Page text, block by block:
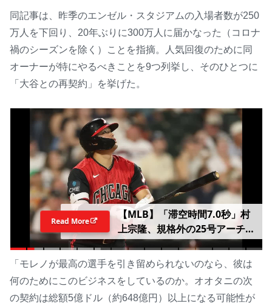
同記事は、昨季のエンゼル・スタジアムの入場者数が250
万人を下回り、20年ぶりに300万人に届かなった（コロナ
禍のシーズンを除く）ことを指摘。人気回復のために同
オーナーが特にやるべきことを9つ列挙し、そのひとつに
「大谷との再契約」を挙げた。
【MLB】「滞空時間7.0秒」村
上宗隆、規格外の25号アーチ
は“今季わずか5人のみ”計測
「非常に速く、非常に強い本塁
打」 公式データ部門が分析
Read More
「モレノが最高の選手を引き留められないのなら、彼は
何のためにこのビジネスをしているのか。オオタニの次
の契約は総額5億ドル（約648億円）以上になる可能性が